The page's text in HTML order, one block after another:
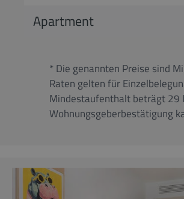
Apartment
* Die genannten Preise sind
Raten gelten für
Mindestaufenthalt beträgt 29
Wohnungsgeberbestätigung